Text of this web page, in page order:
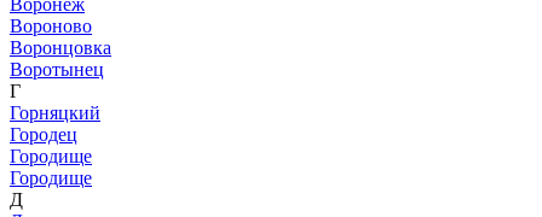
Вороново
Воронцовка
Воротынец
Г
Горняцкий
Городец
Городище
Городище
Д